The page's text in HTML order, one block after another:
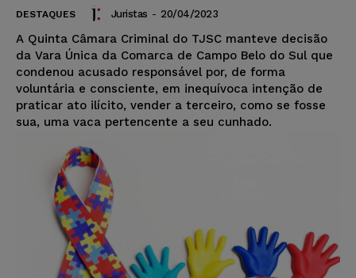
DESTAQUES Juristas - 20/04/2023
A Quinta Câmara Criminal do TJSC manteve decisão
da Vara Única da Comarca de Campo Belo do Sul que
condenou acusado responsável por, de forma
voluntária e consciente, em inequívoca intenção de
praticar ato ilícito, vender a terceiro, como se fosse
sua, uma vaca pertencente a seu cunhado.